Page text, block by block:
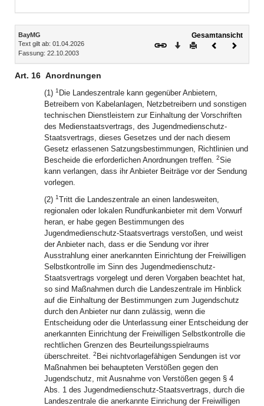
Inhalt
BayMG
Text gilt ab: 01.04.2026
Fassung: 22.10.2003
Gesamtansicht
Download
DruckenVorheriges
Art. 16 Anordnungen
(1) 1 Die Landeszentrale kann gegenüber Anbietern,
Betreibern von Kabelanlagen, Netzbetreibern und sonstigen
technischen Dienstleistern zur Einhaltung der Vorschriften
des Medienstaatsvertrags, des Jugendmedienschutz-
Staatsvertrags, dieses Gesetzes und der nach diesem
Gesetz erlassenen Satzungsbestimmungen, Richtlinien und
Bescheide die erforderlichen Anordnungen treffen. 2Sie
kann verlangen, dass ihr Anbieter Beiträge vor der Sendung
vorlegen.
(2) 1Tritt die Landeszentrale an einen landesweiten,
regionalen oder lokalen Rundfunkanbieter mit dem Vorwurf
heran, er habe gegen Bestimmungen des
Jugendmedienschutz-Staatsvertrags verstoßen, und weist
der Anbieter nach, dass er die Sendung vor ihrer
Ausstrahlung einer anerkannten Einrichtung der Freiwilligen
Selbstkontrolle im Sinn des Jugendmedienschutz-
Staatsvertrags vorgelegt und deren Vorgaben beachtet hat,
so sind Maßnahmen durch die Landeszentrale im Hinblick
auf die Einhaltung der Bestimmungen zum Jugendschutz
durch den Anbieter nur dann zulässig, wenn die
Entscheidung oder die Unterlassung einer Entscheidung der
anerkannten Einrichtung der Freiwilligen Selbstkontrolle die
rechtlichen Grenzen des Beurteilungsspielraums
überschreitet. 2 Bei nichtvorlagefähigen Sendungen ist vor
Maßnahmen bei behaupteten Verstößen gegen den
Jugendschutz, mit Ausnahme von Verstößen gegen § 4
Abs. 1 des Jugendmedienschutz-Staatsvertrags, durch die
Landeszentrale die anerkannte Einrichung der Freiwilligen